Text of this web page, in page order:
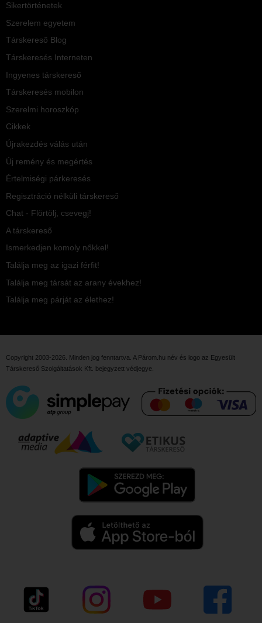
Sikertörténetek
Szerelem egyetem
Társkereső Blog
Társkeresés Interneten
Ingyenes társkereső
Társkeresés mobilon
Szerelmi horoszkóp
Cikkek
Újrakezdés válás után
Új remény és megértés
Értelmiségi párkeresés
Regisztráció nélküli társkereső
Chat - Flörtölj, csevegj!
A társkereső
Ismerkedjen komoly nőkkel!
Találja meg az igazi férfit!
Találja meg társát az arany évekhez!
Találja meg párját az élethez!
Copyright 2003-2026. Minden jog fenntartva. A Párom.hu név és logo az Egyesült
Társkereső Szolgáltatások Kft.
bejegyzett védjegye.